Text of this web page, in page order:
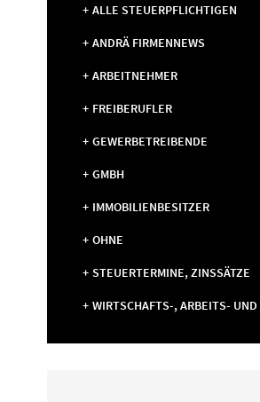
ALLE STEUERPFLICHTIGEN
ANDRÄ FIRMENNEWS
ARBEITNEHMER
FREIBERUFLER
GEWERBETREIBENDE
GMBH
IMMOBILIENBESITZER
OHNE
STEUERTERMINE, ZINSSÄTZE
WIRTSCHAFTS-, ARBEITS-